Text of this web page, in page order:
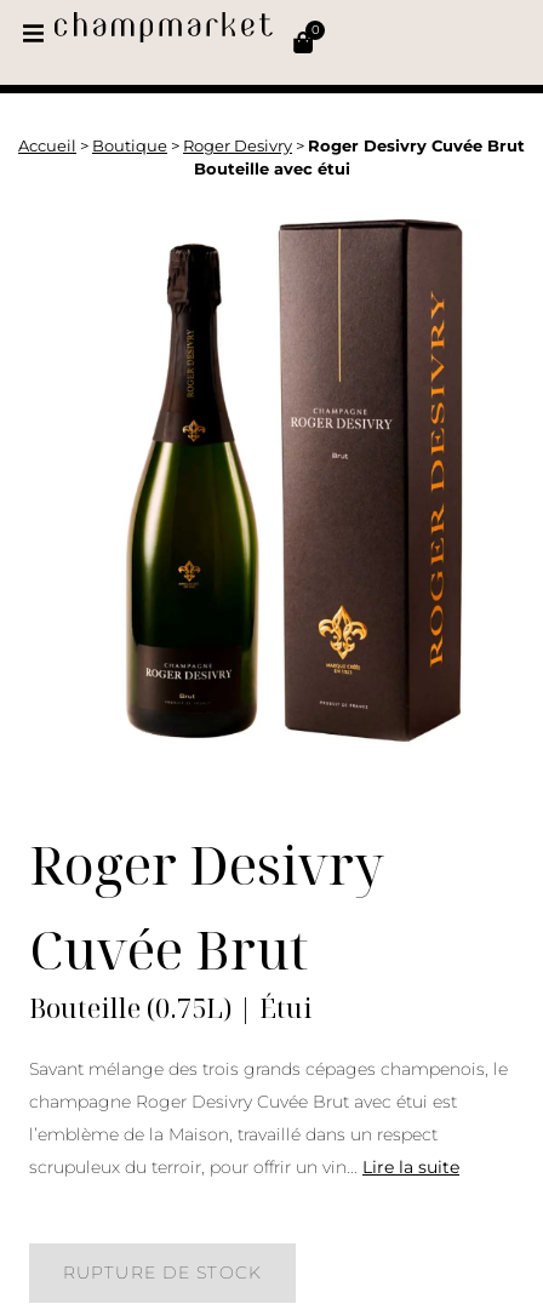
0
Accueil > Boutique > Roger Desivry > Roger Desivry Cuvée Brut
Bouteille avec étui
Roger Desivry
Cuvée Brut
Bouteille (0.75L) | Étui
Savant mélange des trois grands cépages champenois, le
champagne Roger Desivry Cuvée Brut avec étui est
l’emblème de la Maison, travaillé dans un respect
scrupuleux du terroir, pour offrir un vin
Lire la suite
RUPTURE DE STOCK